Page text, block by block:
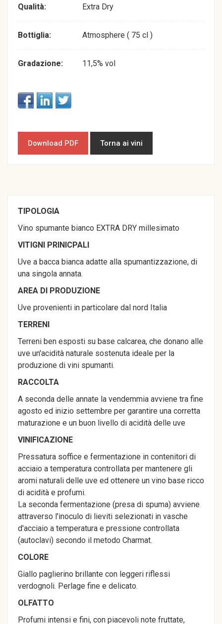
Qualità: Extra Dry
Bottiglia: Atmosphere ( 75 cl )
Gradazione: 11,5% vol
Download PDF Torna ai vini
TIPOLOGIA
Vino spumante bianco EXTRA DRY millesimato
VITIGNI PRINICPALI
Uve a bacca bianca adatte alla spumantizzazione, di
una singola annata.
AREA DI PRODUZIONE
Uve provenienti in particolare dal nord Italia
TERRENI
Terreni ben esposti su base calcarea, che donano alle
uve un'acidità naturale sostenuta ideale per la
produzione di vini spumanti.
RACCOLTA
A seconda delle annate la vendemmia avviene tra fine
agosto ed inizio settembre per garantire una corretta
maturazione e un buon livello di acidità delle uve
VINIFICAZIONE
Pressatura soffice e fermentazione in contenitori di
acciaio a temperatura controllata per mantenere gli
aromi naturali delle uve ed ottenere un vino base ricco
di acidità e profumi.
La seconda fermentazione (presa di spuma) avviene
attraverso l'inoculo di lieviti selezionati in vasche
d'acciaio a temperatura e pressione controllata
(autoclavi) secondo il metodo Charmat.
COLORE
Giallo paglierino brillante con leggeri riflessi
verdognoli. Perlage fine e delicato.
OLFATTO
Profumi intensi e fini, con piacevoli note fruttate,